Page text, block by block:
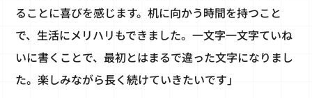
ることに喜びを感じます。机に向かう時間を持つこと
で、生活にメリハリもできました。一文字一文字ていね
いに書くことで、最初とはまるで違った文字になりまし
た。楽しみながら長く続けていきたいです」